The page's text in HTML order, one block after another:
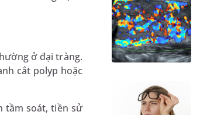
ở đại tràng.
cắt polyp hoặc
tầm soát, tiền sử